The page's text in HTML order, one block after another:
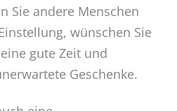
Sie andere Menschen
wünschen Sie
gute Zeit und
Geschenke.